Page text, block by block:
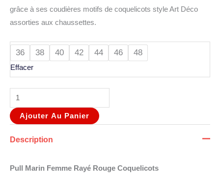
grâce à ses coudières motifs de coquelicots style Art Déco
assorties aux chaussettes.
36 38 40 42 44 46 48
Effacer
Ajouter Au Panier
Description
Pull Marin Femme Rayé Rouge Coquelicots